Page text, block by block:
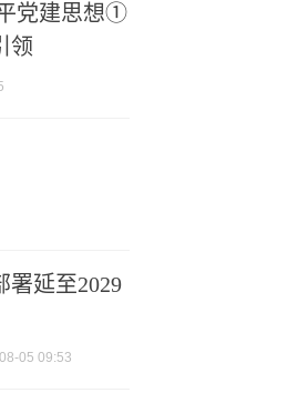
党建思想①
领
署延至2029
05 09:53